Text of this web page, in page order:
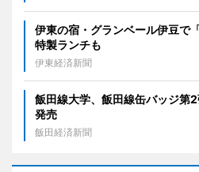
伊東の宿・グランベール伊豆で
特製ランチも
伊東経済新聞
飯田線大学、飯田線缶バッジ第
発売
飯田経済新聞